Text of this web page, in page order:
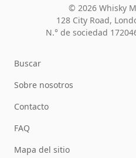
© 2026 Whisky
128 City Road,
N.° de sociedad
Buscar
Sobre nosotros
Contacto
FAQ
Mapa del sitio